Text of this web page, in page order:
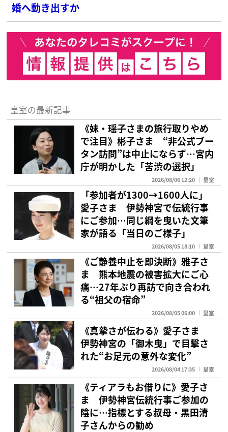
婚へ動き出すか
皇室の最新記事
《妹・瑶子さまの旅行取りやめ
で注目》彬子さま “非公式ブー
タン訪問”は中止にならず…宮内
庁が明かした「苦渋の選択」
2026/08/06 12:20 皇室
「参加者が1300→1600人に」
愛子さま 伊勢神宮で伝統行事
にご参加…同じ綱を曳いた文筆
家が語る「当日のご様子」
2026/08/05 18:10 皇室
《ご静養中止を即決断》雅子さ
ま 熊本地震の被害拡大にご心
痛…27年ぶり再訪で向き合われ
る“祖父の宿命”
2026/08/05 06:00 皇室
《真摯さが伝わる》愛子さま
伊勢神宮の「御木曳」で目撃さ
れた“お足元の意外な変化”
2026/08/04 17:35 皇室
《ティアラもお借りに》愛子さ
ま 伊勢神宮伝統行事ご参加の
陰に…指標とする叔母・黒田清
子さんからの勧め